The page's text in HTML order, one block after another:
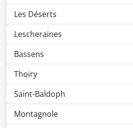
Les Déserts
Lescheraines
Bassens
Thoiry
Saint-Baldoph
Montagnole